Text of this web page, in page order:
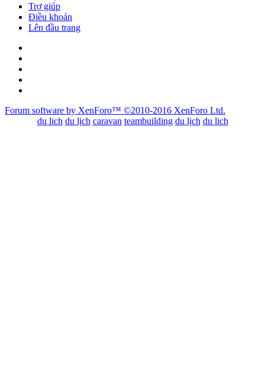
Trợ giúp
Điều khoản
Lên đầu trang
Forum software by XenForo™ ©2010-2016 XenForo Ltd.
du lich du lịch caravan teambuilding du lịch du lich